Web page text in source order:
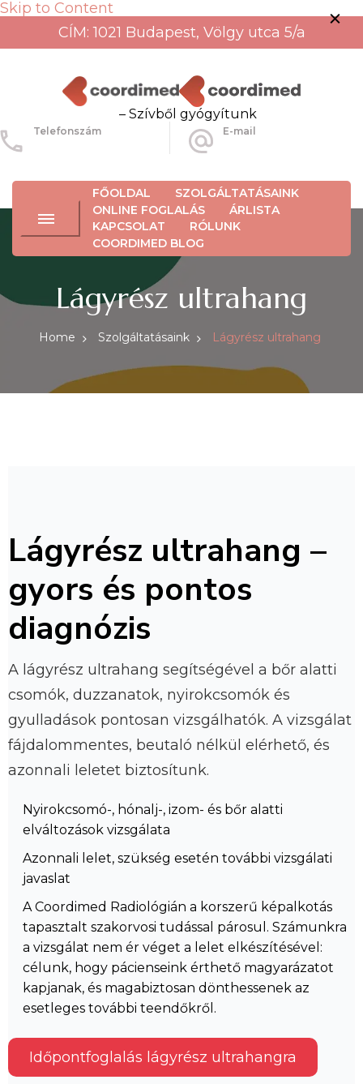
Skip to Content
CÍM: 1021 Budapest, Völgy utca 5/a
– Szívből gyógyítunk
Telefonszám E-mail
FŐOLDAL
SZOLGÁLTATÁSAINK
ONLINE FOGLALÁS
ÁRLISTA
KAPCSOLAT
RÓLUNK
COORDIMED BLOG
Lágyrész ultrahang
Home Szolgáltatásaink Lágyrész ultrahang
Lágyrész ultrahang –
gyors és pontos
diagnózis
A lágyrész ultrahang segítségével a bőr alatti
csomók, duzzanatok, nyirokcsomók és
gyulladások pontosan vizsgálhatók. A vizsgálat
fájdalommentes, beutaló nélkül elérhető, és
azonnali leletet biztosítunk.
Nyirokcsomó-, hónalj-, izom- és bőr alatti
elváltozások vizsgálata
Azonnali lelet, szükség esetén további vizsgálati
javaslat
A Coordimed Radiológián a korszerű képalkotás
tapasztalt szakorvosi tudással párosul. Számunkra
a vizsgálat nem ér véget a lelet elkészítésével:
célunk, hogy pácienseink érthető magyarázatot
kapjanak, és magabiztosan dönthessenek az
esetleges további teendőkről.
Időpontfoglalás lágyrész ultrahangra